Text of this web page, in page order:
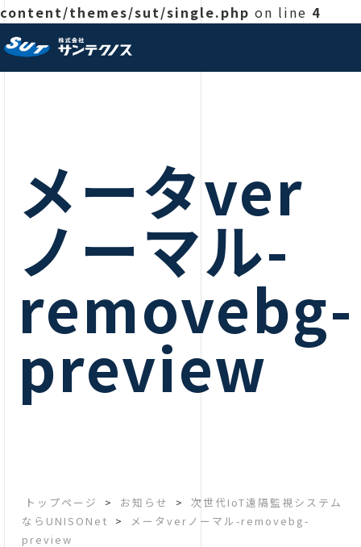
content/themes/sut/single.php on line 4
メータver
ノーマル-
removebg-
preview
トップページ > お知らせ >
次世代IoT遠隔監視システム
ならUNISONet
>
メータverノーマル-removebg-
preview